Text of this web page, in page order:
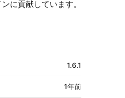
に貢献しています。
1.6.1
1年前